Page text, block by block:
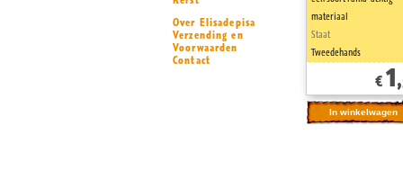
Over Elisadepisa
Verzending en
Voorwaarden
Contact
materiaal
Staat
Tweedehands
€ 1